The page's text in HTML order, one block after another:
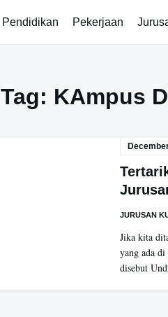
Pendidikan Pekerjaan
Tag: KAmpus
JURUSAN
Jika kita
yang ada
disebut